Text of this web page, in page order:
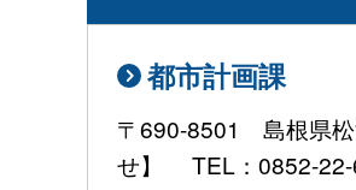
都市計画課
〒690-8501 島根県松
せ】 TEL：0852-22-